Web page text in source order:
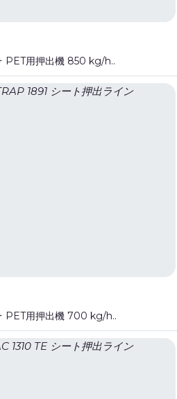
PET用押出機 850 kg/h..
PET用押出機 700 kg/h..